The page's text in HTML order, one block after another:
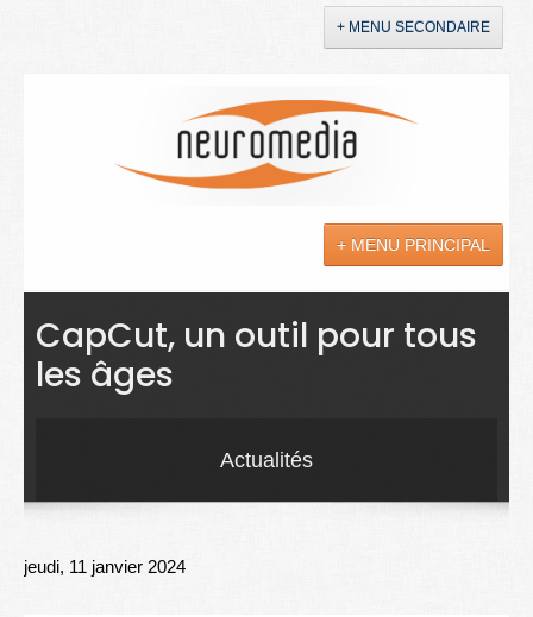
+ MENU SECONDAIRE
+ MENU PRINCIPAL
Actualités
Sciences
Droit
Lexique
CapCut, un outil pour tous
les âges
Actualités
jeudi, 11 janvier 2024